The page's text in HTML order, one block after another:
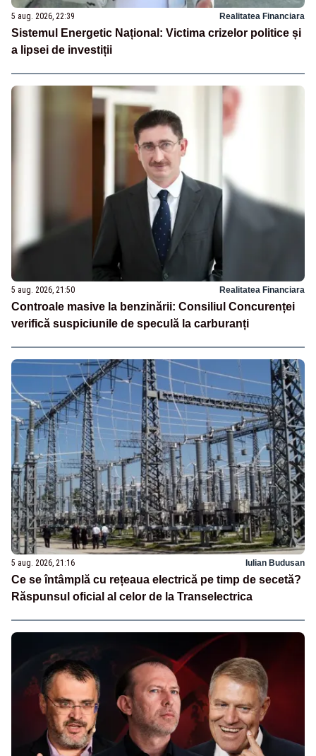
5 aug. 2026, 22:39 Realitatea Financiara
Sistemul Energetic Național: Victima crizelor politice și
a lipsei de investiții
5 aug. 2026, 21:50 Realitatea Financiara
Controale masive la benzinării: Consiliul Concurenței
verifică suspiciunile de speculă la carburanți
5 aug. 2026, 21:16 Iulian Budusan
Ce se întâmplă cu rețeaua electrică pe timp de secetă?
Răspunsul oficial al celor de la Transelectrica